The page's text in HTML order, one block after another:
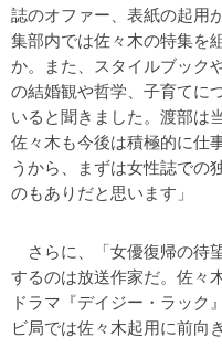
誌のオファー、表紙の起用
集部内では佐々木の特集を
か。また、スタイルブック
の結婚観や哲学、子育てに
いると聞きました。渡部は
佐々木も今後は積極的に仕
うから、まずは女性誌での
のもありだと思います」
さらに、「女優復帰の待
するのは放送作家だ。佐々
ドラマ『デイジー・ラック
ビ局では佐々木起用に前向